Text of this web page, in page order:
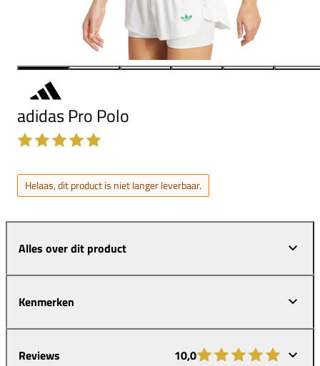
adidas Pro Polo
Helaas, dit product is niet langer leverbaar.
Alles over dit product
Kenmerken
Reviews 10,0